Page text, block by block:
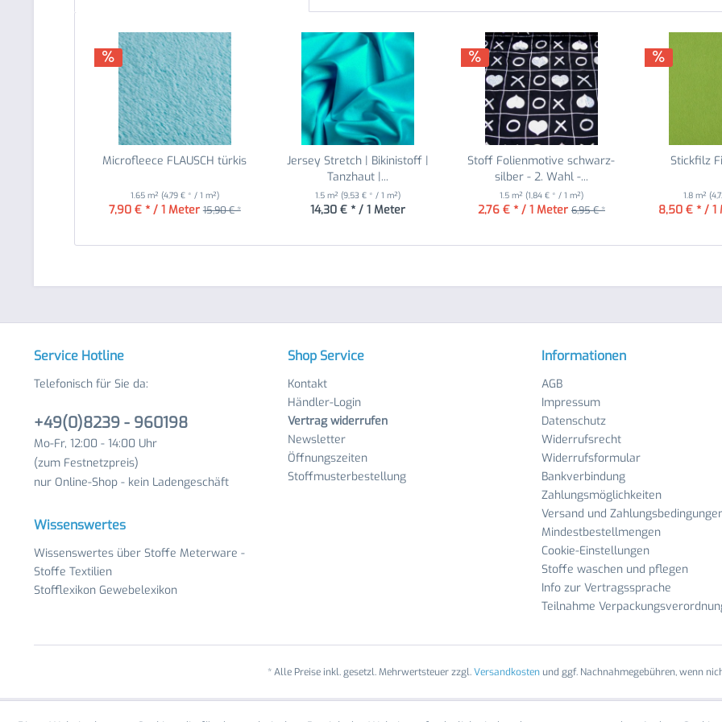
Microfleece FLAUSCH türkis
1.65 m² (4,79 € * / 1 m²)
7,90 € * / 1 Meter 15,90 € *
Jersey Stretch | Bikinistoff |
Tanzhaut |...
1.5 m²(9,53 € * / 1 m²)
14,30 € * / 1 Meter
Stoff Folienmotive schwarz-
silber - 2. Wahl -...
1.5 m² (1,84 € * / 1 m²)
2,76 € * / 1 Meter 6,95 € *
Stickfilz
1.8 m²
8,50 € * / 1
Service Hotline
Telefonisch für Sie da:
+49(0)8239 - 960198
Mo-Fr, 12:00 - 14:00 Uhr
(zum Festnetzpreis)
nur Online-Shop - kein Ladengeschäft
Wissenswertes
Wissenswertes über Stoffe Meterware -
Stoffe Textilien
Stofflexikon Gewebelexikon
Shop Service
Kontakt
Händler-Login
Vertrag widerrufen
Newsletter
Öffnungszeiten
Stoffmusterbestellung
Informationen
AGB
Impressum
Datenschutz
Widerrufsrecht
Widerrufsformular
Bankverbindung
Zahlungsmöglichkeiten
Versand und
Mindestbestellmengen
Cookie-Einstellungen
Stoffe waschen und pflegen
Info zur Vertragssprache
Teilnahme
* Alle Preise inkl. gesetzl. Mehrwertsteuer zzgl.Versandkostenund ggf. Nachnahmegebühren, wenn